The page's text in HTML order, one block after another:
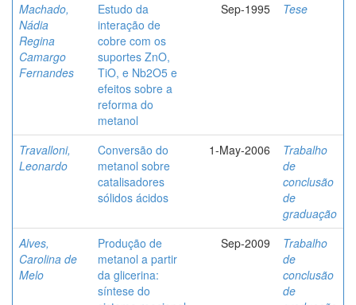
Machado,
Nádia
Regina
Camargo
Fernandes
Estudo da
interação de
cobre com os
suportes ZnO,
TiO, e Nb2O5 e
efeitos sobre a
reforma do
metanol
Sep-1995 Tese
Travalloni,
Leonardo
Conversão do
metanol sobre
catalisadores
sólidos ácidos
1-May-2006
Trabalho
de
conclusão
de
graduação
Alves,
Carolina de
Melo
Produção de
metanol a partir
da glicerina:
síntese do
Sep-2009
Trabalho
de
conclusão
de